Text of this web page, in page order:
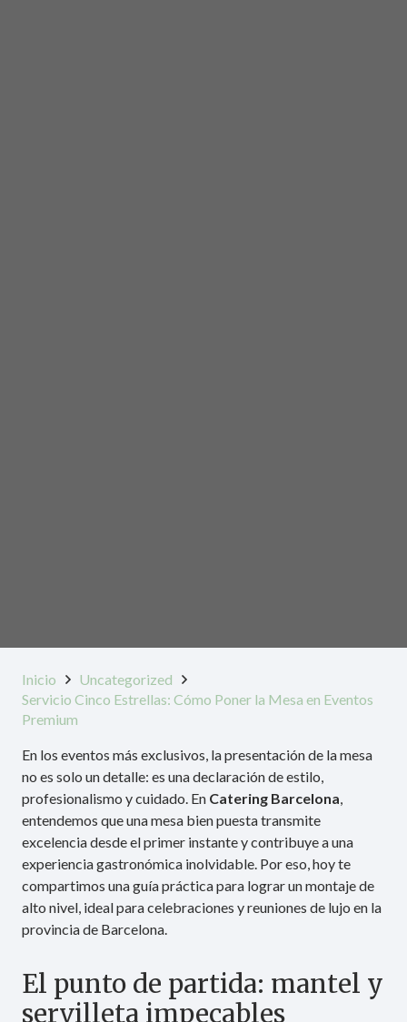
Inicio
Uncategorized
Servicio Cinco Estrellas: Cómo Poner la Mesa en Eventos
Premium
En los eventos más exclusivos, la presentación de la mesa
no es solo un detalle: es una declaración de estilo,
profesionalismo y cuidado. En Catering Barcelona,
entendemos que una mesa bien puesta transmite
excelencia desde el primer instante y contribuye a una
experiencia gastronómica inolvidable. Por eso, hoy te
compartimos una guía práctica para lograr un montaje de
alto nivel, ideal para celebraciones y reuniones de lujo en la
provincia de Barcelona.
El punto de partida: mantel y
servilleta impecables